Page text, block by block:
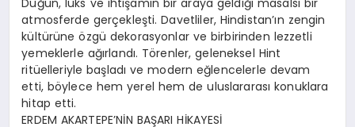
Düğün, lüks ve ihtişamın bir araya geldiği masalsı bir
atmosferde gerçekleşti. Davetliler, Hindistan’ın zengin
kültürüne özgü dekorasyonlar ve birbirinden lezzetli
yemeklerle ağırlandı. Törenler, geleneksel Hint
ritüelleriyle başladı ve modern eğlencelerle devam
etti, böylece hem yerel hem de uluslararası konuklara
hitap etti.
ERDEM AKARTEPE’NİN BAŞARI HİKAYESİ